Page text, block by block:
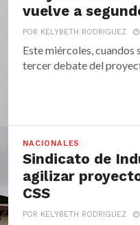
vuelve a
POR KELYBETH RODRIGUEZ
Este miércoles, cuandos
tercer debate del
NACIONALES
Sindicato de
agilizar
CSS
POR KELYBETH RODRIGUEZ